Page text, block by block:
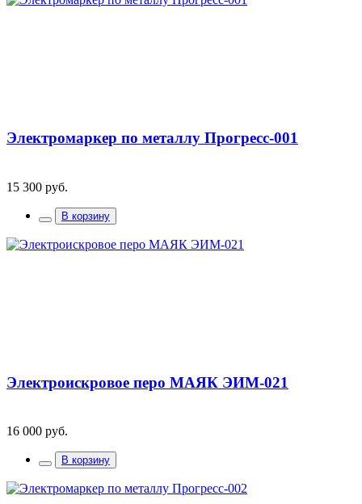
Электромаркер по металлу Прогресс-001
15 300 руб.
В корзину
Электроискровое перо МАЯК ЭИМ-021
16 000 руб.
В корзину